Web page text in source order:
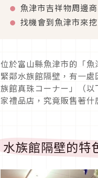
魚津市吉祥物周邊
找機會到魚津市來
位於富山縣魚津市的「
緊鄰水族館隔壁，有一
族館真珠コーナー」（
家禮品店，究竟販售著什
水族館隔壁的特